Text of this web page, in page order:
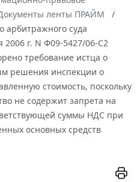
ленты ПРАЙМ
арбитражного суда
2006 г. N Ф09-5427/06-С2
требование истца о
решения инспекции о
стоимость, поскольку
не содержит запрета на
суммы НДС при
основных средств